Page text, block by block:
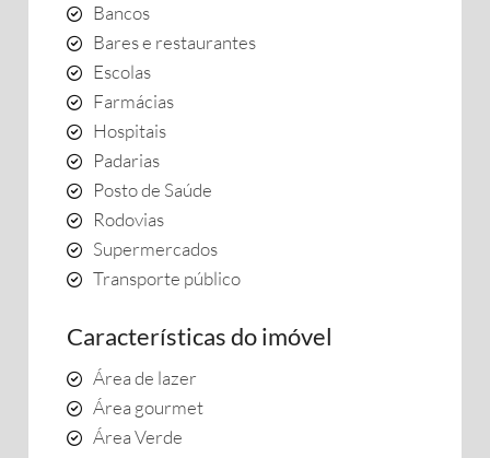
Bancos
Bares e restaurantes
Escolas
Farmácias
Hospitais
Padarias
Posto de Saúde
Rodovias
Supermercados
Transporte público
Características do imóvel
Área de lazer
Área gourmet
Área Verde